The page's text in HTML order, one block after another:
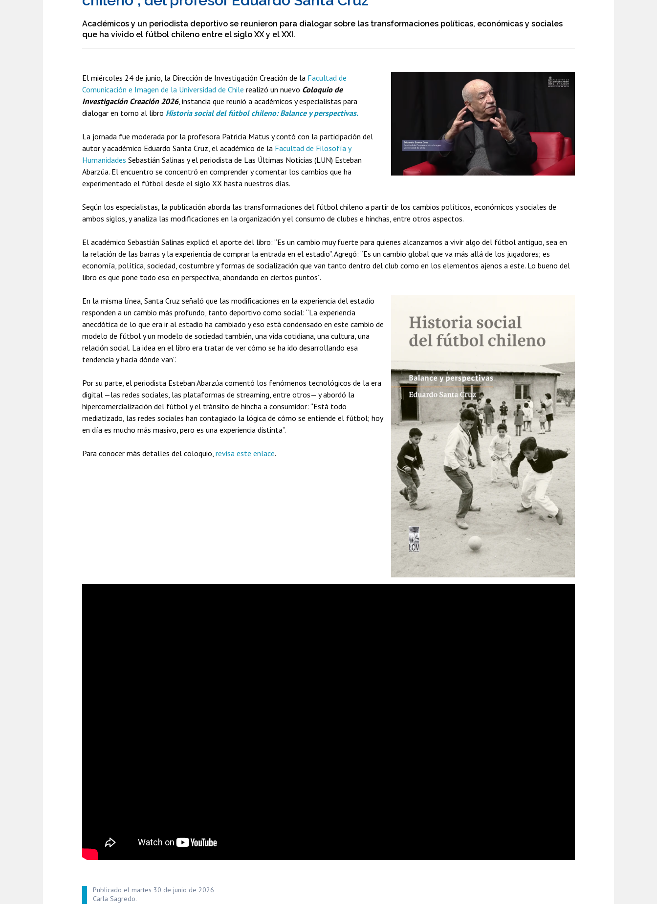
Académicos y un periodista deportivo se reunieron para dialogar sobre las transformaciones políticas, económicas y sociales
que ha vivido el fútbol chileno entre el siglo XX y el XXI.
El miércoles 24 de junio, la Dirección de Investigación Creación de la Facultad de
Comunicación e Imagen de la Universidad de Chile realizó un nuevo Coloquio de
Investigación Creación 2026, instancia que reunió a académicos y especialistas para
dialogar en torno al libro Historia social del fútbol chileno: Balance y perspectivas.
La jornada fue moderada por la profesora Patricia Matus y contó con la participación del
autor y académico Eduardo Santa Cruz, el académico de la Facultad de Filosofía y
Humanidades Sebastián Salinas y el periodista de Las Últimas Noticias (LUN) Esteban
Abarzúa. El encuentro se concentró en comprender y comentar los cambios que ha
experimentado el fútbol desde el siglo XX hasta nuestros días.
Según los especialistas, la publicación aborda las transformaciones del fútbol chileno a partir de los cambios políticos, económicos y sociales de
ambos siglos, y analiza las modificaciones en la organización y el consumo de clubes e hinchas, entre otros aspectos.
El académico Sebastián Salinas explicó el aporte del libro: “Es un cambio muy fuerte para quienes alcanzamos a vivir algo del fútbol antiguo, sea en
la relación de las barras y la experiencia de comprar la entrada en el estadio”. Agregó: “Es un cambio global que va más allá de los jugadores; es
economía, política, sociedad, costumbre y formas de socialización que van tanto dentro del club como en los elementos ajenos a este. Lo bueno del
libro es que pone todo eso en perspectiva, ahondando en ciertos puntos”.
En la misma línea, Santa Cruz señaló que las modificaciones en la experiencia del estadio
responden a un cambio más profundo, tanto deportivo como social: “La experiencia
anecdótica de lo que era ir al estadio ha cambiado y eso está condensado en este cambio de
modelo de fútbol y un modelo de sociedad también, una vida cotidiana, una cultura, una
relación social. La idea en el libro era tratar de ver cómo se ha ido desarrollando esa
tendencia y hacia dónde van”.
Por su parte, el periodista Esteban Abarzúa comentó los fenómenos tecnológicos de la era
digital —las redes sociales, las plataformas de streaming, entre otros— y abordó la
hipercomercialización del fútbol y el tránsito de hincha a consumidor: “Está todo
mediatizado, las redes sociales han contagiado la lógica de cómo se entiende el fútbol; hoy
en día es mucho más masivo, pero es una experiencia distinta”.
Para conocer más detalles del coloquio, revisa este enlace.
Publicado el martes 30 de junio de 2026
Carla Sagredo.